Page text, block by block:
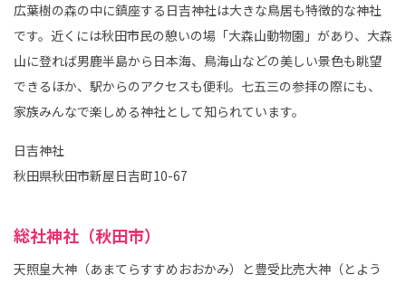
広葉樹の森の中に鎮座する日吉神社は大きな鳥居も特徴的な神社
です。近くには秋田市民の憩いの場「大森山動物園」があり、大森
山に登れば男鹿半島から日本海、鳥海山などの美しい景色も眺望
できるほか、駅からのアクセスも便利。七五三の参拝の際にも、
家族みんなで楽しめる神社として知られています。
日吉神社
秋田県秋田市新屋日吉町10-67
総社神社（秋田市）
天照皇大神（あまてらすすめおおかみ）と豊受比売大神（とよう